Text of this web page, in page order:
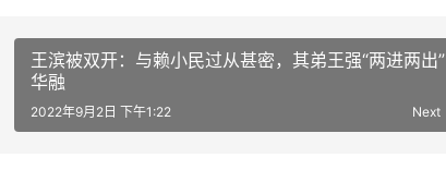
王滨被双开：与赖小民过从甚密，其弟王强“两进两出”
华融
Next
2022年9月2日 下午1:22